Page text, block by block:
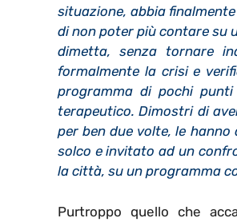
situazione, abbia
di non poter più contare su
dimetta, senza tornare
formalmente la crisi e
programma di pochi
terapeutico. Dimostri di
per ben due volte, le
solco e invitato ad un
la città, su un programma
Purtroppo quello che